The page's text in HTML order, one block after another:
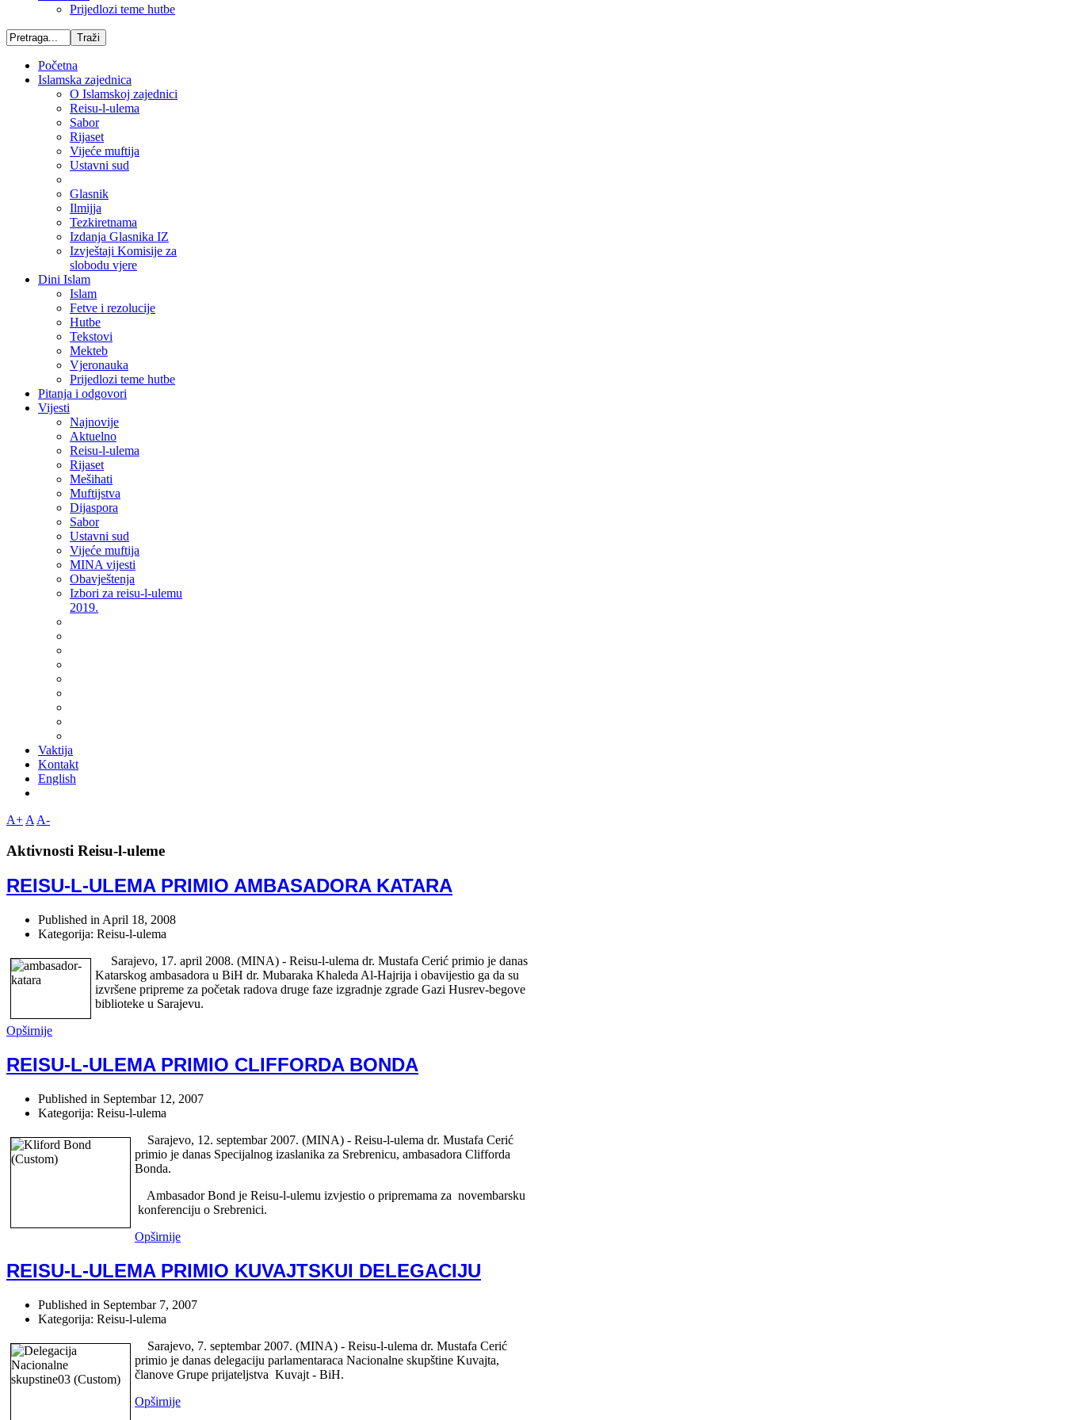
Prijedlozi teme hutbe
Početna
Islamska zajednica
O Islamskoj zajednici
Reisu-l-ulema
Sabor
Rijaset
Vijeće muftija
Ustavni sud
Glasnik
Ilmijja
Tezkiretnama
Izdanja Glasnika IZ
Izvještaji Komisije za
slobodu vjere
Dini Islam
Islam
Fetve i rezolucije
Hutbe
Tekstovi
Mekteb
Vjeronauka
Prijedlozi teme hutbe
Pitanja i odgovori
Vijesti
Najnovije
Aktuelno
Reisu-l-ulema
Rijaset
Mešihati
Muftijstva
Dijaspora
Sabor
Ustavni sud
Vijeće muftija
MINA vijesti
Obavještenja
Izbori za reisu-l-ulemu
2019.
Vaktija
Kontakt
English
A+ A A-
Aktivnosti Reisu-l-uleme
REISU-L-ULEMA PRIMIO AMBASADORA KATARA
Published in April 18, 2008
Kategorija: Reisu-l-ulema
Sarajevo, 17. april 2008. (MINA) - Reisu-l-ulema dr. Mustafa Cerić primio je danas
Katarskog ambasadora u BiH dr. Mubaraka Khaleda Al-Hajrija i obavijestio ga da su
izvršene pripreme za početak radova druge faze izgradnje zgrade Gazi Husrev-begove
biblioteke u Sarajevu.
Opširnije
REISU-L-ULEMA PRIMIO CLIFFORDA BONDA
Published in Septembar 12, 2007
Kategorija: Reisu-l-ulema
Sarajevo, 12. septembar 2007. (MINA) - Reisu-l-ulema dr. Mustafa Cerić
primio je danas Specijalnog izaslanika za Srebrenicu, ambasadora Clifforda
Bonda.
Ambasador Bond je Reisu-l-ulemu izvjestio o pripremama za novembarsku
konferenciju o Srebrenici.
Opširnije
REISU-L-ULEMA PRIMIO KUVAJTSKUI DELEGACIJU
Published in Septembar 7, 2007
Kategorija: Reisu-l-ulema
Sarajevo, 7. septembar 2007. (MINA) - Reisu-l-ulema dr. Mustafa Cerić
primio je danas delegaciju parlamentaraca Nacionalne skupštine Kuvajta,
članove Grupe prijateljstva Kuvajt - BiH.
Opširnije